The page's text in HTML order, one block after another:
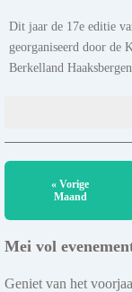
Dit jaar de 17e editie
georganiseerd door de
Berkelland
« Vorige
Maand
Mei vol
Geniet van het